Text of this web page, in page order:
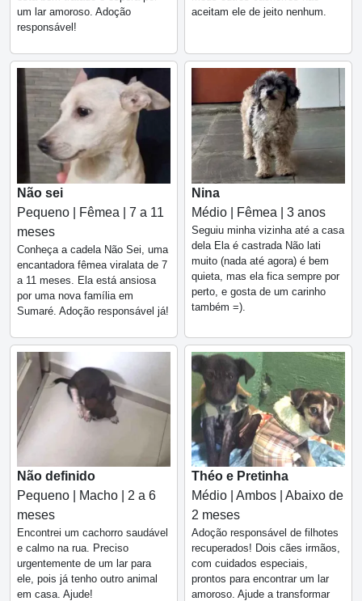
um lar amoroso. Adoção
responsável!
aceitam ele de jeito nenhum.
Não sei
Pequeno | Fêmea | 7 a 11
meses
Conheça a cadela Não Sei, uma
encantadora fêmea viralata de 7
a 11 meses. Ela está ansiosa
por uma nova família em
Sumaré. Adoção responsável já!
Nina
Médio | Fêmea | 3 anos
Seguiu minha vizinha até a casa
dela Ela é castrada Não lati
muito (nada até agora) é bem
quieta, mas ela fica sempre por
perto, e gosta de um carinho
também =).
Não definido
Pequeno | Macho | 2 a 6
meses
Encontrei um cachorro saudável
e calmo na rua. Preciso
urgentemente de um lar para
ele, pois já tenho outro animal
em casa. Ajude!
Théo e Pretinha
Médio | Ambos | Abaixo de
2 meses
Adoção responsável de filhotes
recuperados! Dois cães irmãos,
com cuidados especiais,
prontos para encontrar um lar
amoroso. Ajude a transformar